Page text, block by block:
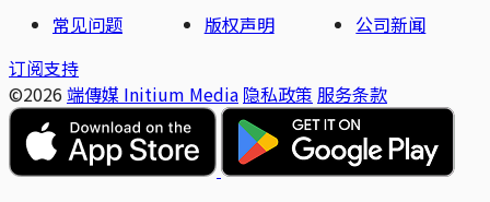
常见问题
版权声明
公司新闻
订阅支持
©2026 端傳媒 Initium Media 隐私政策 服务条款